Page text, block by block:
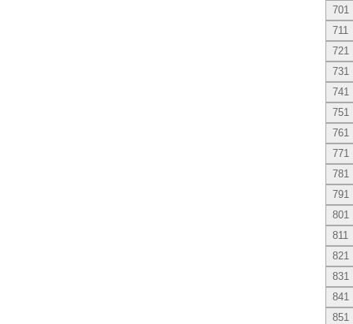
701
711
721
731
741
751
761
771
781
791
801
811
821
831
841
851